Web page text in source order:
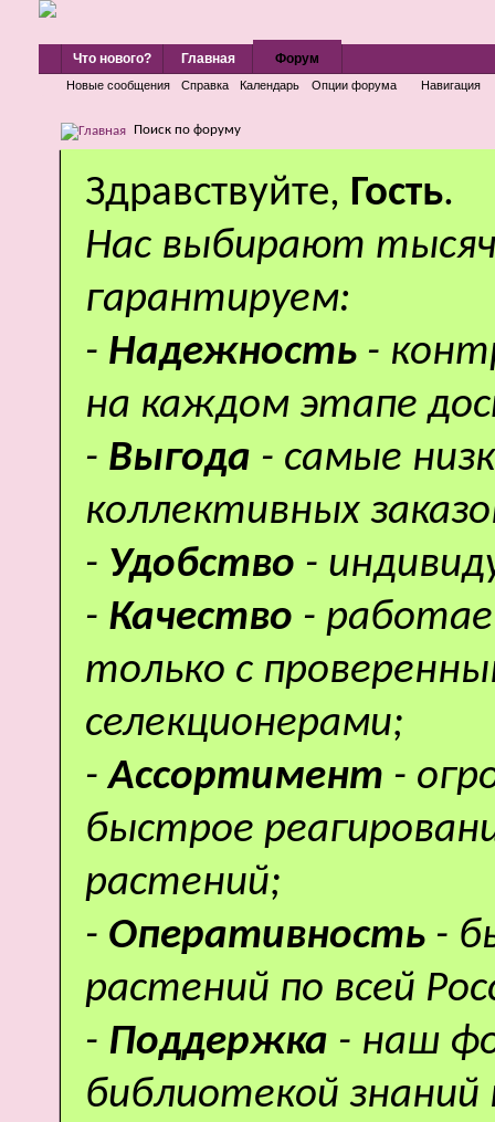
Что нового? Главная Форум
Новые сообщения Справка Календарь Опции форума Навигация
Поиск по форуму
Здравствуйте, Гость.
Нас выбирают
гарантируем:
- Надежность -
на каждом этапе
- Выгода - самые
коллективных
- Удобство -
- Качество -
только с
селекционерами;
-Ассортимент -
быстрое
растений;
- Оперативность -
растений по всей
- Поддержка - наш
библиотекой